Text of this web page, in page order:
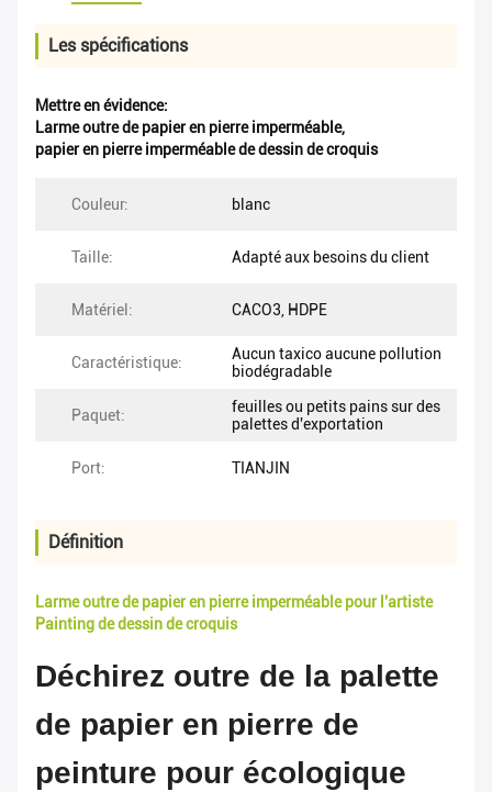
Les spécifications
Mettre en évidence:
Larme outre de papier en pierre imperméable,
papier en pierre imperméable de dessin de croquis
Couleur: blanc
Taille: Adapté aux besoins du client
Matériel: CACO3, HDPE
Caractéristique:
Aucun taxico aucune pollution
biodégradable
Paquet:
feuilles ou petits pains sur des
palettes d'exportation
Port: TIANJIN
Définition
Larme outre de papier en pierre imperméable pour l'artiste
Painting de dessin de croquis
Déchirez outre de la palette
de papier en pierre de
peinture pour écologique